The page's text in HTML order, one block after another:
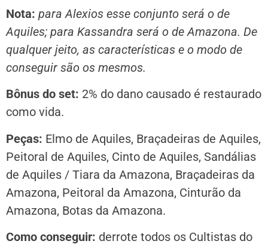
Nota: para Alexios esse conjunto será o de
Aquiles; para Kassandra será o de Amazona. De
qualquer jeito, as características e o modo de
conseguir são os mesmos.
Bônus do set: 2% do dano causado é restaurado
como vida.
Peças: Elmo de Aquiles, Braçadeiras de Aquiles,
Peitoral de Aquiles, Cinto de Aquiles, Sandálias
de Aquiles / Tiara da Amazona, Braçadeiras da
Amazona, Peitoral da Amazona, Cinturão da
Amazona, Botas da Amazona.
Como conseguir: derrote todos os Cultistas do